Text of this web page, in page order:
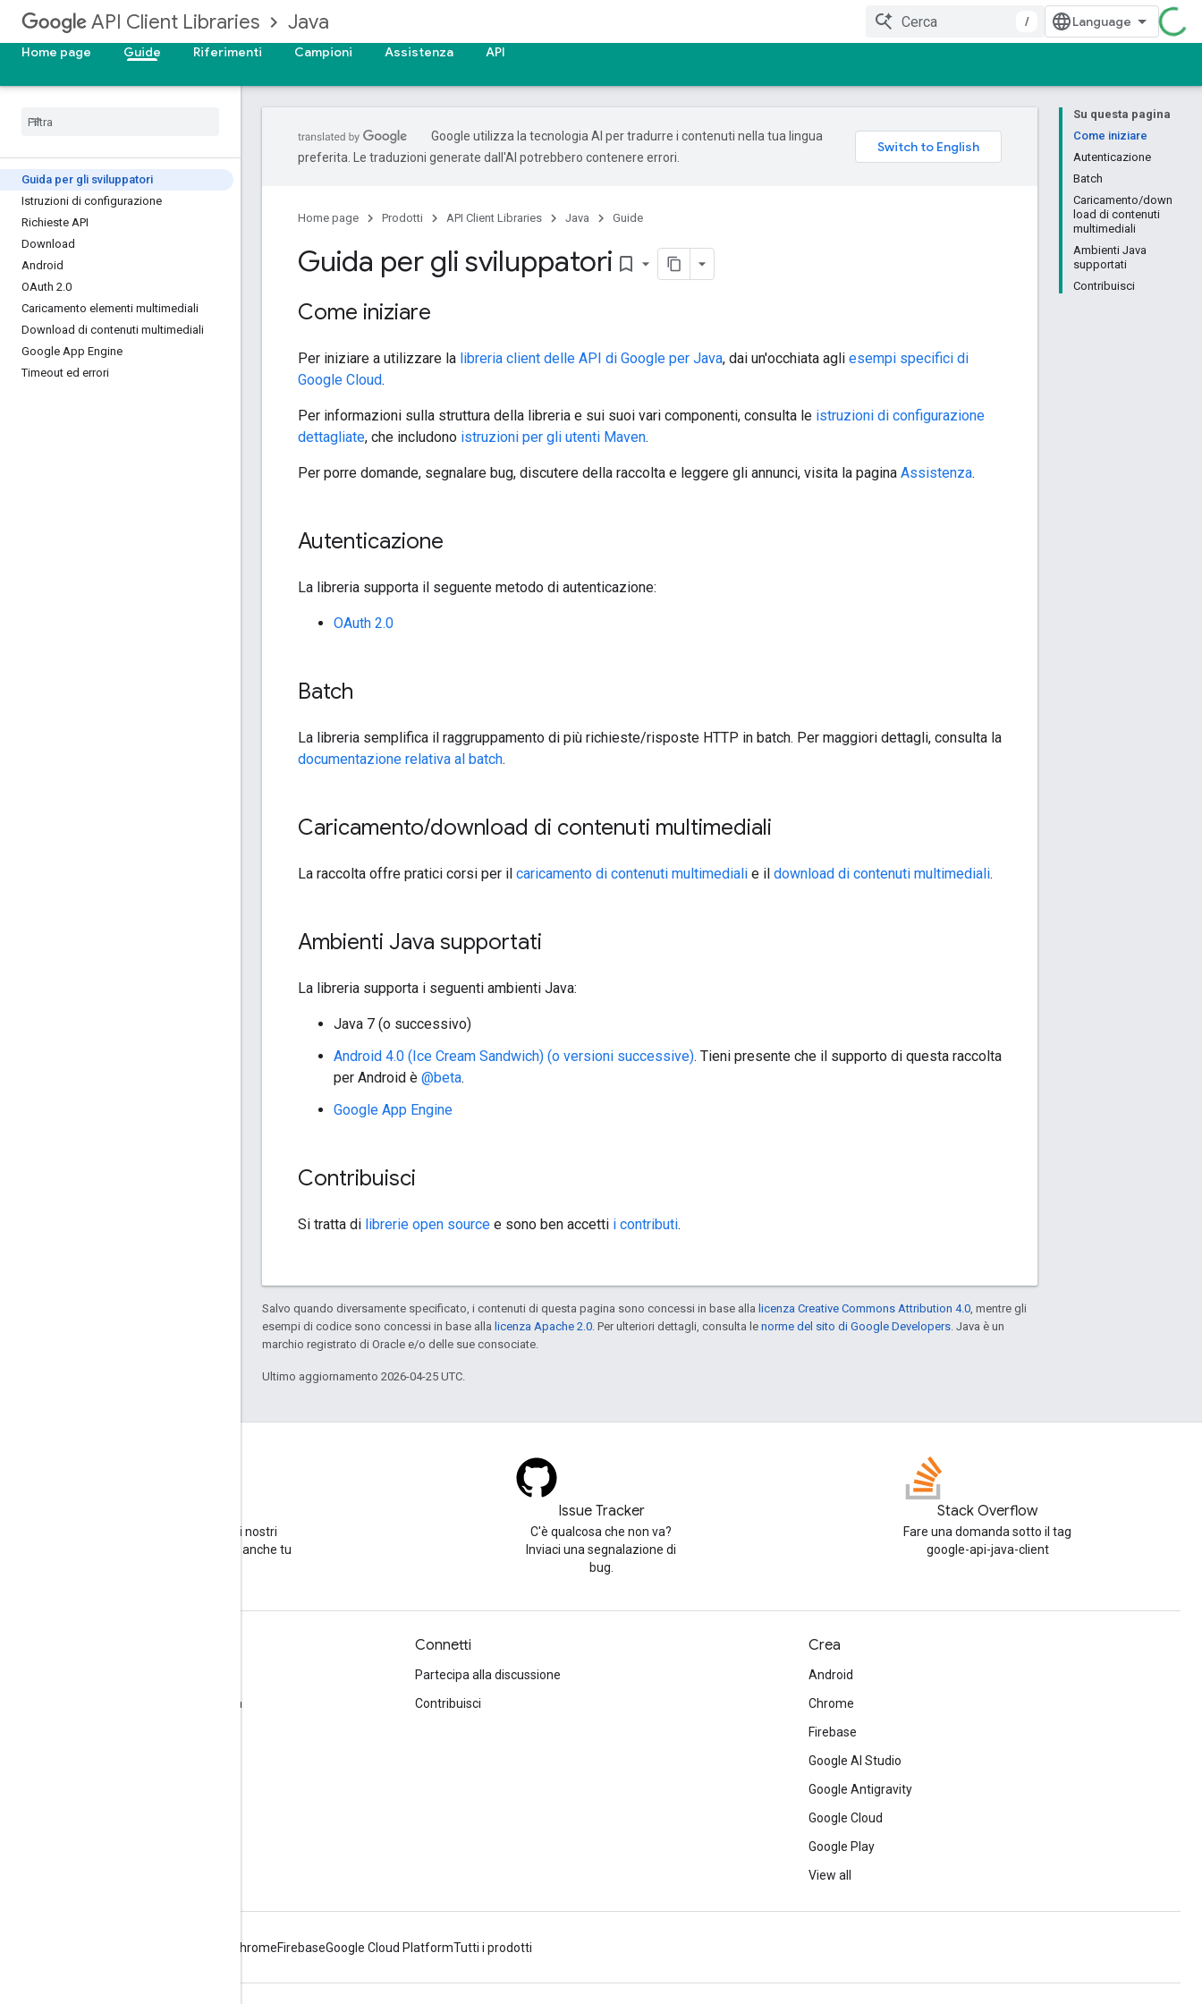
API Client Libraries Java
/
Home page
Guide Riferimenti Campioni Assistenza API
Guida per gli sviluppatori
Istruzioni di configurazione
Richieste API
Download
Android
OAuth 2.0
Caricamento elementi multimediali
Download di contenuti multimediali
Google App Engine
Timeout ed errori
Su questa pagina
Come iniziare
Autenticazione
Batch
Caricamento/down
load di contenuti
multimediali
Ambienti Java
supportati
Contribuisci
Google utilizza la tecnologia AI per tradurre i contenuti nella tua lingua
preferita. Le traduzioni generate dall'AI potrebbero contenere errori.
Home page Prodotti API Client Libraries Java Guide
Guida per gli sviluppatori bookmark_border
Come iniziare
Per iniziare a utilizzare la libreria client delle API di Google per Java, dai un'occhiata agli esempi specifici di
Google Cloud.
Per informazioni sulla struttura della libreria e sui suoi vari componenti, consulta le istruzioni di configurazione
dettagliate, che includono istruzioni per gli utenti Maven.
Per porre domande, segnalare bug, discutere della raccolta e leggere gli annunci, visita la pagina Assistenza.
Autenticazione
La libreria supporta il seguente metodo di autenticazione:
OAuth 2.0
Batch
La libreria semplifica il raggruppamento di più richieste/risposte HTTP in batch. Per maggiori dettagli, consulta la
documentazione relativa al batch.
Caricamento/download di contenuti multimediali
La raccolta offre pratici corsi per il caricamento di contenuti multimediali e il download di contenuti multimediali.
Ambienti Java supportati
La libreria supporta i seguenti ambienti Java:
Java 7 (o successivo)
Android 4.0 (Ice Cream Sandwich) (o versioni successive). Tieni presente che il supporto di questa raccolta
per Android è @beta.
Google App Engine
Contribuisci
Si tratta di librerie open source e sono ben accetti i contributi.
Salvo quando diversamente specificato, i contenuti di questa pagina sono concessi in base alla licenza Creative Commons Attribution 4.0 , mentre gli
esempi di codice sono concessi in base alla licenza Apache 2.0 . Per ulteriori dettagli, consulta le norme del sito di Google Developers . Java è un
marchio registrato di Oracle e/o delle sue consociate.
Ultimo aggiornamento 2026-04-25 UTC.
Crea un fork dei nostri
campioni e provali anche tu
Issue Tracker
C'è qualcosa che non va?
Inviaci una segnalazione di
bug.
Stack Overflow
Fare una domanda sotto il tag
google-api-java-client
Libreria client OAuth di Google per Java
Connetti
Partecipa alla discussione
Contribuisci
Crea
Android
Chrome
Firebase
Google AI Studio
Google Antigravity
Google Cloud
Google Play
View all
ChromeFirebaseGoogle Cloud PlatformTutti i prodotti